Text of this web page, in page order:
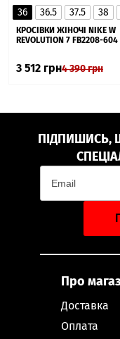
36 36.5 37.5 38
КРОСІВКИ ЖІНОЧІ NIKE W
REVOLUTION 7 FB2208-604
3 512 грн4 390грн
ПІДПИШИСЬ,
Про
Доставка
Оплата